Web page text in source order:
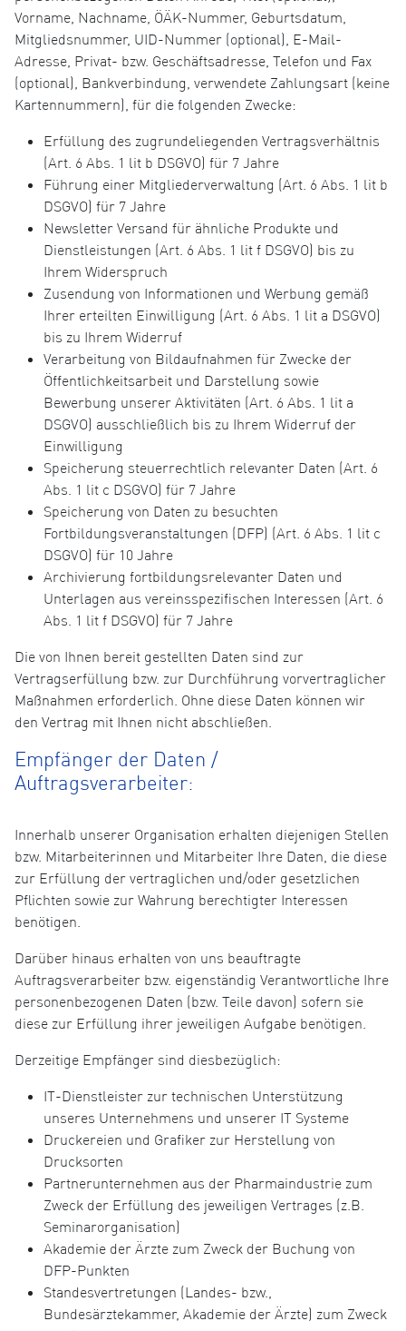
Vorname, Nachname, ÖÄK-Nummer, Geburtsdatum,
Mitgliedsnummer, UID-Nummer (optional), E-Mail-
Adresse, Privat- bzw. Geschäftsadresse, Telefon und Fax
(optional), Bankverbindung, verwendete Zahlungsart (keine
Kartennummern), für die folgenden Zwecke:
Erfüllung des zugrundeliegenden Vertragsverhältnis
(Art. 6 Abs. 1 lit b DSGVO) für 7 Jahre
Führung einer Mitgliederverwaltung (Art. 6 Abs. 1 lit b
DSGVO) für 7 Jahre
Newsletter Versand für ähnliche Produkte und
Dienstleistungen (Art. 6 Abs. 1 lit f DSGVO) bis zu
Ihrem Widerspruch
Zusendung von Informationen und Werbung gemäß
Ihrer erteilten Einwilligung (Art. 6 Abs. 1 lit a DSGVO)
bis zu Ihrem Widerruf
Verarbeitung von Bildaufnahmen für Zwecke der
Öffentlichkeitsarbeit und Darstellung sowie
Bewerbung unserer Aktivitäten (Art. 6 Abs. 1 lit a
DSGVO) ausschließlich bis zu Ihrem Widerruf der
Einwilligung
Speicherung steuerrechtlich relevanter Daten (Art. 6
Abs. 1 lit c DSGVO) für 7 Jahre
Speicherung von Daten zu besuchten
Fortbildungsveranstaltungen (DFP) (Art. 6 Abs. 1 lit c
DSGVO) für 10 Jahre
Archivierung fortbildungsrelevanter Daten und
Unterlagen aus vereinsspezifischen Interessen (Art. 6
Abs. 1 lit f DSGVO) für 7 Jahre
Die von Ihnen bereit gestellten Daten sind zur
Vertragserfüllung bzw. zur Durchführung vorvertraglicher
Maßnahmen erforderlich. Ohne diese Daten können wir
den Vertrag mit Ihnen nicht abschließen.
Empfänger der Daten /
Auftragsverarbeiter:
Innerhalb unserer Organisation erhalten diejenigen Stellen
bzw. Mitarbeiterinnen und Mitarbeiter Ihre Daten, die diese
zur Erfüllung der vertraglichen und/oder gesetzlichen
Pflichten sowie zur Wahrung berechtigter Interessen
benötigen.
Darüber hinaus erhalten von uns beauftragte
Auftragsverarbeiter bzw. eigenständig Verantwortliche Ihre
personenbezogenen Daten (bzw. Teile davon) sofern sie
diese zur Erfüllung ihrer jeweiligen Aufgabe benötigen.
Derzeitige Empfänger sind diesbezüglich:
IT-Dienstleister zur technischen Unterstützung
unseres Unternehmens und unserer IT Systeme
Druckereien und Grafiker zur Herstellung von
Drucksorten
Partnerunternehmen aus der Pharmaindustrie zum
Zweck der Erfüllung des jeweiligen Vertrages (z.B.
Seminarorganisation)
Akademie der Ärzte zum Zweck der Buchung von
DFP-Punkten
Standesvertretungen (Landes- bzw.,
Bundesärztekammer, Akademie der Ärzte) zum Zweck